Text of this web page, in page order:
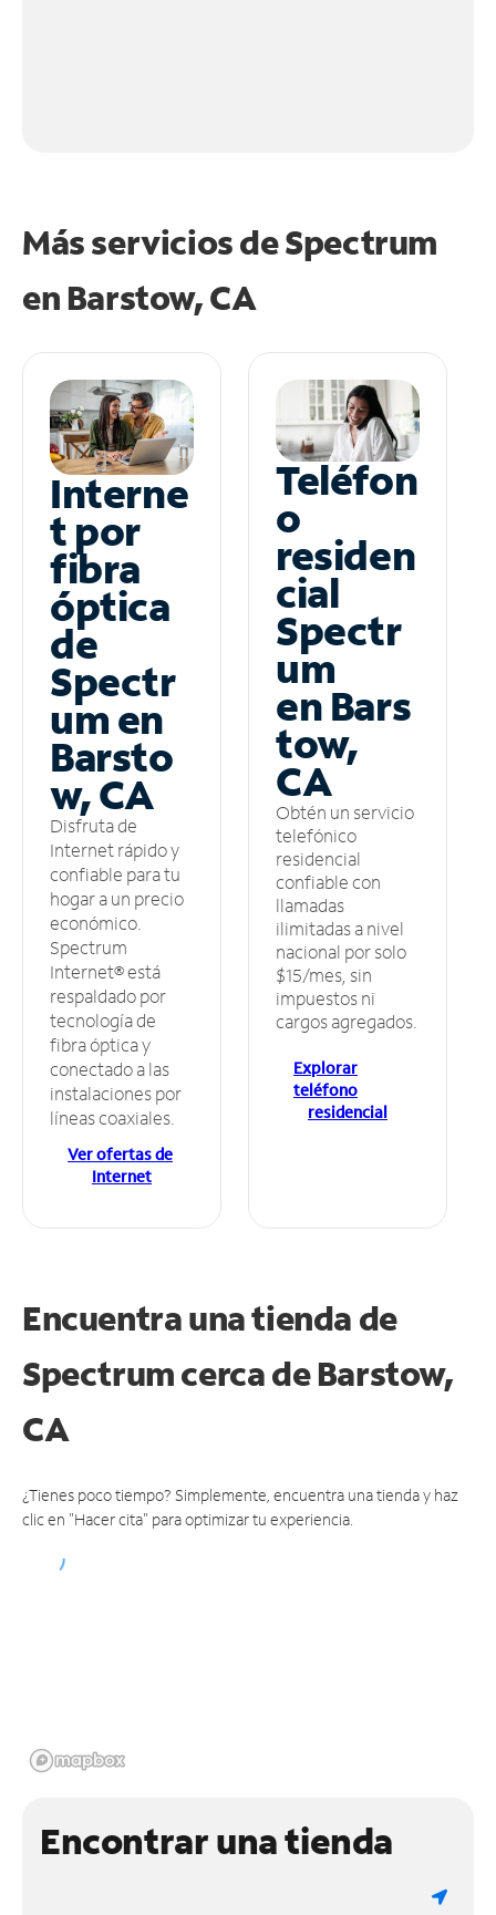
Más servicios de Spectrum
en Barstow, CA
Interne
t por
fibra
óptica
de
Spectr
um en
Barsto
w, CA
Disfruta de
Internet rápido y
confiable para tu
hogar a un precio
económico.
Spectrum
Internet® está
respaldado por
tecnología de
fibra óptica y
conectado a las
instalaciones por
líneas coaxiales.
Ver ofertas de
Internet
Teléfon
o
residen
cial
Spectr
um
en Bars
tow,
CA
Obtén un servicio
telefónico
residencial
confiable con
llamadas
ilimitadas a nivel
nacional por solo
$15/mes, sin
impuestos ni
cargos agregados.
Explorar
teléfono
residencial
Encuentra una tienda de
Spectrumcerca de Barstow,
CA
¿Tienes poco tiempo? Simplemente, encuentra una tienda y haz
clic en "Hacer cita" para optimizar tu experiencia.
Encontrar una tienda